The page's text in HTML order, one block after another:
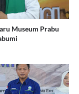
Museum Prabu